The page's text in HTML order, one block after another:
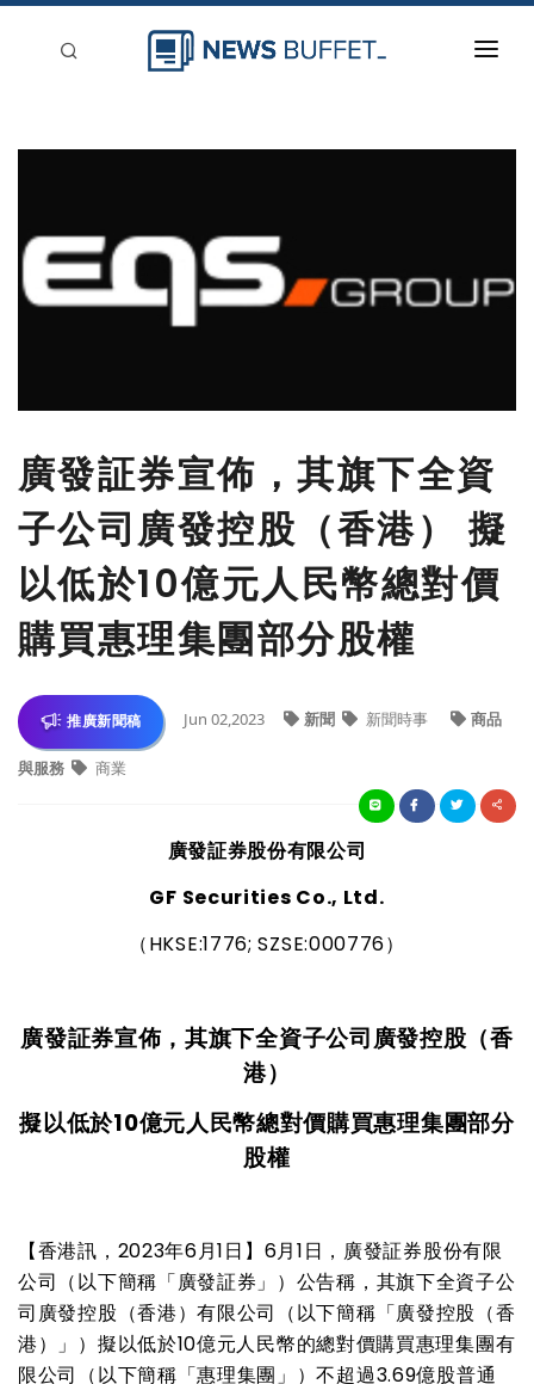
刊登
廣發証券宣佈，其旗下全資
子公司廣發控股（香港） 擬
以低於10億元人民幣總對價
購買惠理集團部分股權
推廣新聞稿 Jun 02,2023 新聞 新聞時事 商品
與服務 商業
廣發証券股份有限公司
GF Securities Co., Ltd.
（HKSE:1776; SZSE:000776）
廣發証券宣佈，其旗下全資子公司廣發控股（香
港）
擬以低於10億元人民幣總對價購買惠理集團部分
股權
【香港訊， 2023年6月1日】 6月1日，廣發証券股份有限
公司（以下簡稱「廣發証券」）公告稱，其旗下全資子公
司廣發控股（香港）有限公司（以下簡稱「廣發控股（香
港）」）擬以低於10億元人民幣的總對價購買惠理集團有
限公司（以下簡稱「惠理集團」）不超過3.69億股普通